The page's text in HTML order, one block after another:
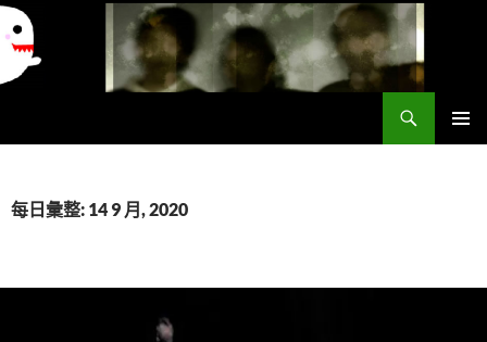
要
每日彙整: 14 9 月, 2020